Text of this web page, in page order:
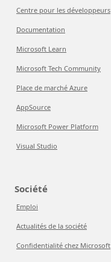
Centre pour les développeurs
Documentation
Microsoft Learn
Microsoft Tech Community
Place de marché Azure
AppSource
Microsoft Power Platform
Visual Studio
Société
Emploi
Actualités de la société
Confidentialité chez Microsoft